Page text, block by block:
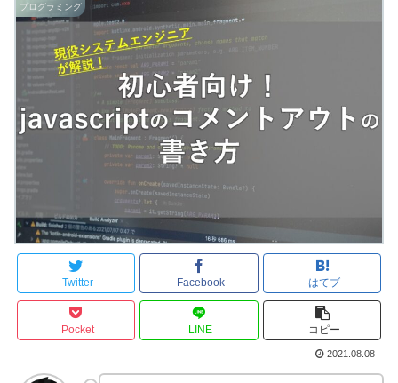
プログラミング
Twitter Facebook はてブ
Pocket LINE コピー
2021.08.08